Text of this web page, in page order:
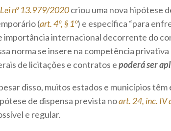
Lei nº 13.979/2020criou uma nova hipótese
(art. 4º, § 1º) e específica “para
importância internacional decorrente do
norma se insere na competência
de licitações e contratos epoderá ser
disso, muitos estados e municípios
de dispensa prevista noart. 24, inc. IV
e regular.